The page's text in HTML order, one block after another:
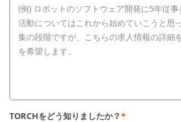
TORCHをどう知りましたか？ *